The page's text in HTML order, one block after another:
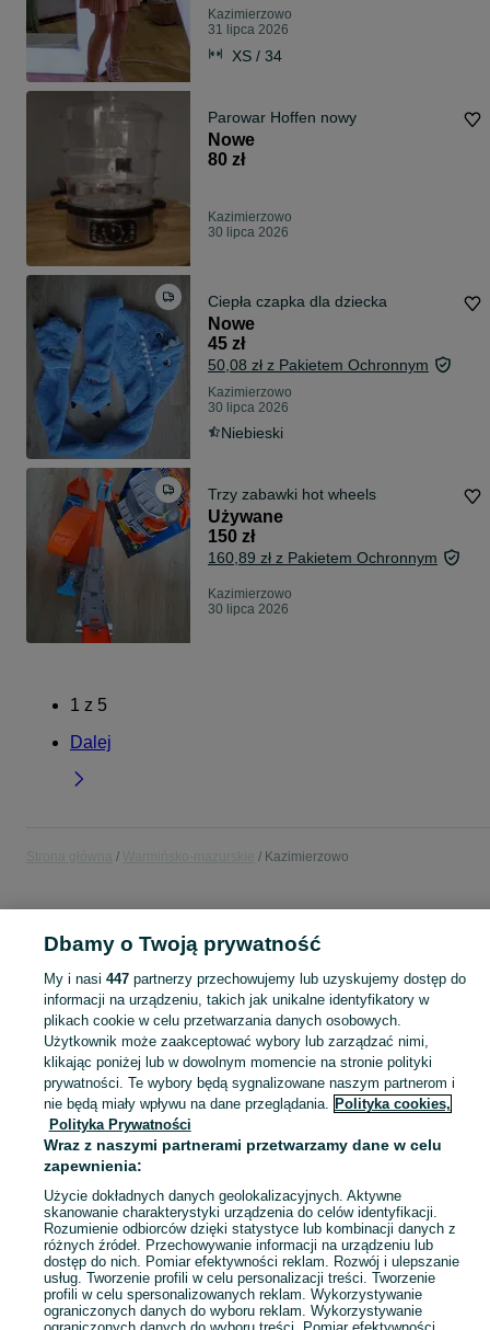
Kazimierzowo
31 lipca 2026
XS / 34
Parowar Hoffen nowy
Nowe
80 zł
Kazimierzowo
30 lipca 2026
Ciepła czapka dla dziecka
Nowe
45 zł
50,08 zł z Pakietem Ochronnym
Kazimierzowo
30 lipca 2026
Niebieski
Trzy zabawki hot wheels
Używane
150 zł
160,89 zł z Pakietem Ochronnym
Kazimierzowo
30 lipca 2026
1 z 5
Dalej
Kazimierzowo
Zobacz
Mapa kategorii
Mapa miejscowości
Mapa ministron
Popularne wyszukiwania
Dbamy o Twoją prywatność
My i nasi 447partnerzy przechowujemy lub uzyskujemy dostęp do
informacji na urządzeniu, takich jak unikalne identyfikatory w
plikach cookie w celu przetwarzania danych osobowych.
Użytkownik może zaakceptować wybory lub zarządzać nimi,
klikając poniżej lub w dowolnym momencie na stronie polityki
prywatności. Te wybory będą sygnalizowane naszym partnerom i
nie będą miały wpływu na dane przeglądania. Polityka cookies,
Polityka Prywatności
Wraz z naszymi partnerami przetwarzamy dane w celu
zapewnienia:
Użycie dokładnych danych geolokalizacyjnych. Aktywne
skanowanie charakterystyki urządzenia do celów identyfikacji.
Rozumienie odbiorców dzięki statystyce lub kombinacji danych z
różnych źródeł. Przechowywanie informacji na urządzeniu lub
dostęp do nich. Pomiar efektywności reklam. Rozwój i ulepszanie
usług. Tworzenie profili w celu personalizacji treści. Tworzenie
profili w celu spersonalizowanych reklam. Wykorzystywanie
ograniczonych danych do wyboru reklam. Wykorzystywanie